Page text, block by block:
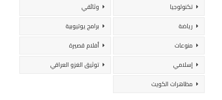
تكنولوجيا
وثائقي
رياضة
برامج يوتيوبية
منوعات
أفلام قصيرة
إسلامي
توثيق الغزو العراقي
مظاهرات الكويت